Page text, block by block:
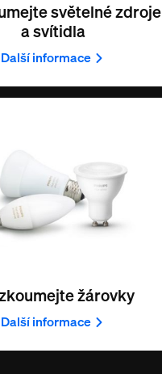
světelné zdroje
a svítidla
Další informace
žárovky
Další informace